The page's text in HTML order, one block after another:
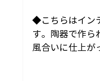
◆こちらはイン
す。陶器で作ら
風合いに仕上が